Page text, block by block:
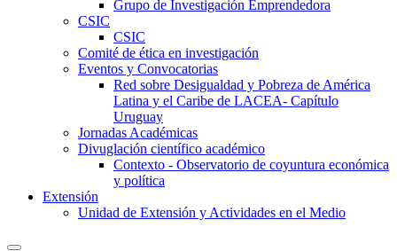
Grupo de Investigación Emprendedora
CSIC
CSIC
Comité de ética en investigación
Eventos y Convocatorias
Red sobre Desigualdad y Pobreza de América
Latina y el Caribe de LACEA- Capítulo
Uruguay
Jornadas Académicas
Divuglación científico académico
Contexto - Observatorio de coyuntura económica
y política
Extensión
Unidad de Extensión y Actividades en el Medio